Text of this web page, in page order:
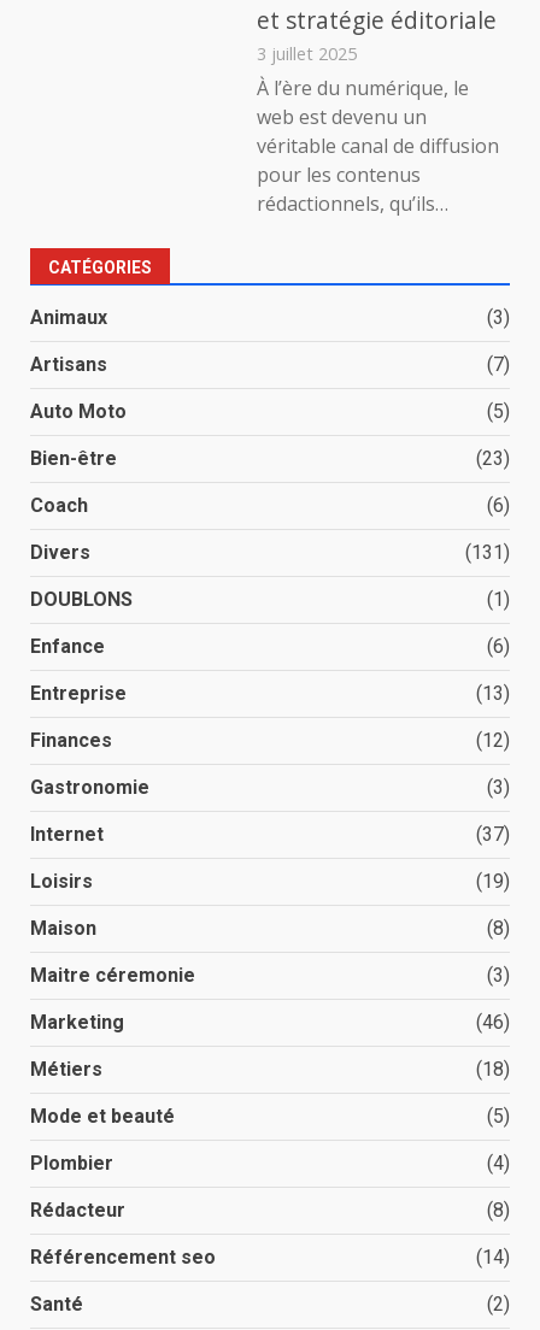
et stratégie éditoriale
3 juillet 2025
À l’ère du numérique, le
web est devenu un
véritable canal de diffusion
pour les contenus
rédactionnels, qu’ils…
CATÉGORIES
Animaux (3)
Artisans (7)
Auto Moto (5)
Bien-être (23)
Coach (6)
Divers (131)
DOUBLONS (1)
Enfance (6)
Entreprise (13)
Finances (12)
Gastronomie (3)
Internet (37)
Loisirs (19)
Maison (8)
Maitre céremonie (3)
Marketing (46)
Métiers (18)
Mode et beauté (5)
Plombier (4)
Rédacteur (8)
Référencement seo (14)
Santé (2)